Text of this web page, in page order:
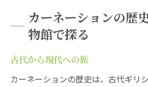
カーネーションの歴
物館で探る
古代から現代への旅
カーネーションの歴史は、古代ギリ